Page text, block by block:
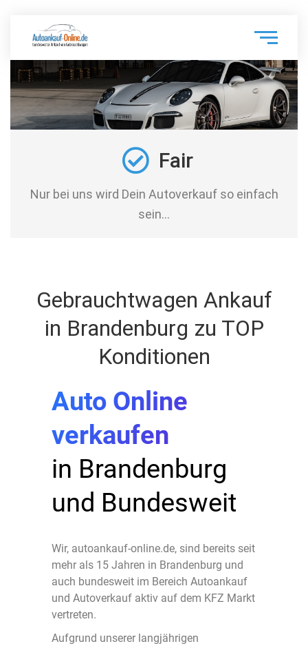
Fair
Nur bei uns wird Dein Autoverkauf so einfach
sein…
Gebrauchtwagen Ankauf
in Brandenburg zu TOP
Konditionen
Auto Online
verkaufen
in Brandenburg
und Bundesweit
Wir, autoankauf-online.de, sind bereits seit
mehr als 15 Jahren in Brandenburg und
auch bundesweit im Bereich Autoankauf
und Autoverkauf aktiv auf dem KFZ Markt
vertreten.
Aufgrund unserer langjährigen